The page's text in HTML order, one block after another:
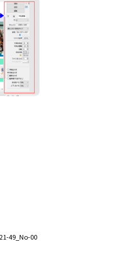
49_No-00